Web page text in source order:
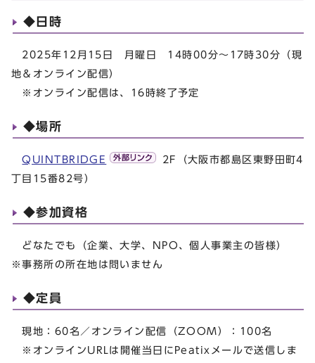
◆日時
2025年12月15日 月曜日 14時00分～17時30分（現
地＆オンライン配信）
※オンライン配信は、16時終了予定
◆場所
QUINTBRIDGE
2F（大阪市都島区東野田町4
丁目15番82号）
◆参加資格
どなたでも（企業、大学、NPO、個人事業主の皆様）
※事務所の所在地は問いません
◆定員
現地：60名／オンライン配信（ZOOM）：100名
※オンラインURLは開催当日にPeatixメールで送信しま